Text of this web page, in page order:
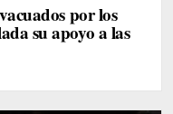
por los
su apoyo a las